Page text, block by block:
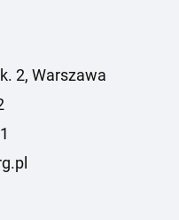
2, Warszawa